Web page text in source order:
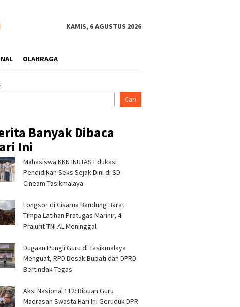
KAMIS, 6 AGUSTUS 2026
OLAHRAGA
Cari
Banyak Dibaca
Ini
Mahasiswa KKN INUTAS Edukasi
Pendidikan Seks Sejak Dini di SD
Cineam Tasikmalaya
Longsor di Cisarua Bandung Barat
Timpa Latihan Pra­tugas Marinir, 4
Prajurit TNI AL Meninggal
Dugaan Pungli Guru di Tasikmalaya
Menguat, RPD Desak Bupati dan DPRD
Bertindak Tegas
Aksi Nasional 112: Ribuan Guru
Madrasah Swasta Hari Ini Geruduk DPR